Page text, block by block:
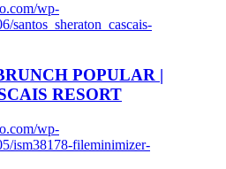
wp-
santos_sheraton_cascais-
POPULAR |
RESORT
wp-
ism38178-fileminimizer-